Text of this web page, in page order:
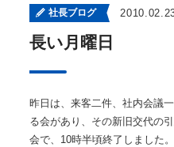
社長ブログ
長い月曜日
昨日は、来客二件、社内会議
る会があり、その新旧交代の
会で、10時半頃終了しました。